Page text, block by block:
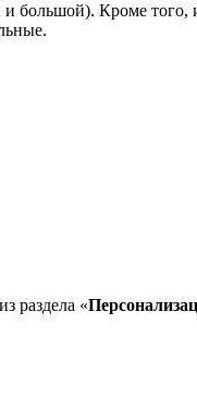
большой). Кроме того,
раздела «